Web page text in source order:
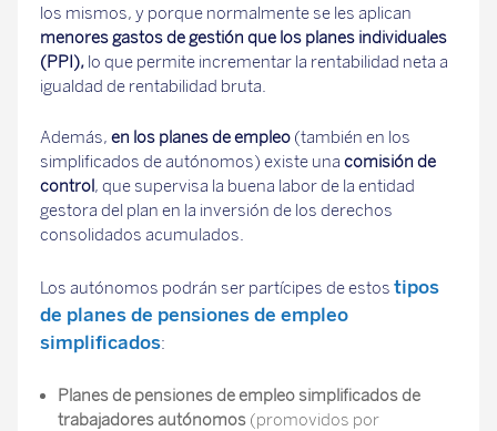
los mismos, y porque normalmente se les aplican
menores gastos de gestión que los planes individuales
(PPI), lo que permite incrementar la rentabilidad neta a
igualdad de rentabilidad bruta.
Además, en los planes de empleo (también en los
simplificados de autónomos) existe una comisión de
control, que supervisa la buena labor de la entidad
gestora del plan en la inversión de los derechos
consolidados acumulados.
Los autónomos podrán ser partícipes de estos tipos
de planes de pensiones de empleo
simplificados:
Planes de pensiones de empleo simplificados de
trabajadores autónomos (promovidos por